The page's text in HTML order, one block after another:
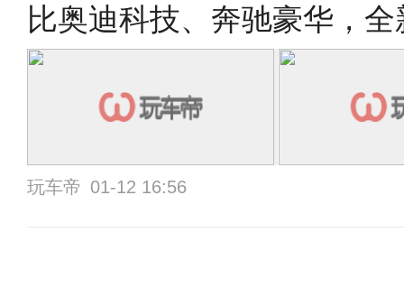
比奥迪科技、奔驰豪华，
玩车帝 01-12 16:56